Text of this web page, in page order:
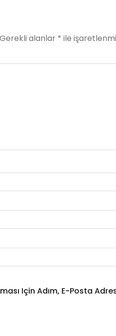
Gerekli alanlar * ile
Için Adım, E-Posta